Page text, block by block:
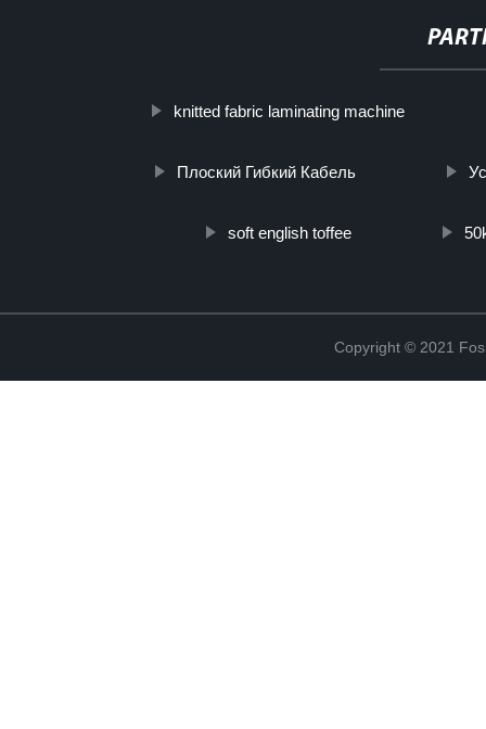
knitted fabric laminating machine
Плоский Гибкий Кабель
soft english toffee
Copyright © 2021